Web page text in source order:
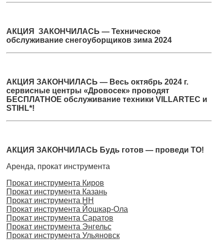
АКЦИЯ ЗАКОНЧИЛАСЬ — Техническое
обслуживание снегоуборщиков зима 2024
АКЦИЯ ЗАКОНЧИЛАСЬ — Весь октябрь 2024 г.
сервисные центры «Дровосек» проводят
БЕСПЛАТНОЕ обслуживание техники VILLARTEC и
STIHL*!
АКЦИЯ ЗАКОНЧИЛАСЬ Будь готов — проведи ТО!
Аренда, прокат инструмента
Прокат инструмента Киров
Прокат инструмента Казань
Прокат инструмента НН
Прокат инструмента Йошкар-Ола
Прокат инструмента Саратов
Прокат инструмента Энгельс
Прокат инструмента Ульяновск